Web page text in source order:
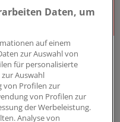
Bereichen des
– offen, kritisch und
und
Dafür steht
Daten, um
auf einem
zur Auswahl von
für personalisierte
Auswahl
von Profilen zur
von Profilen zur
der Werbeleistung.
Analyse von